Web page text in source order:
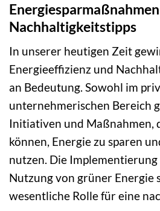
Nachhaltigkeitstipps
In unserer heutigen Zeit
Energieeffizienz und
an Bedeutung. Sowohl im
unternehmerischen Bereich
Initiativen und Maßnahmen,
können, Energie zu sparen
nutzen. Die
Nutzung von grüner Energie
wesentliche Rolle für eine